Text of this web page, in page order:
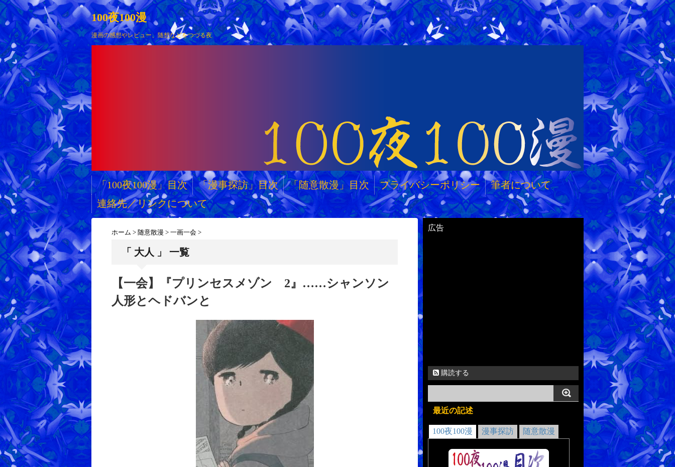
100夜100漫
漫画の感想やレビュー、随想などをつづる夜
「100夜100漫」目次 「漫事探訪」目次 「随意散漫」目次 プライバシーポリシー
筆者について
連絡先／リンクについて
ホーム > 随意散漫 > 一画一会 >
「 大人 」 一覧
【一会】『プリンセスメゾン 2』……シャンソン
人形とヘドバンと
広告
購読する
最近の記述
100夜100漫 漫事探訪 随意散漫